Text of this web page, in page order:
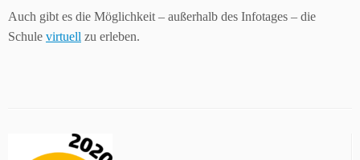
Auch gibt es die Möglichkeit – außerhalb des Infotages – die
Schule virtuell zu erleben.